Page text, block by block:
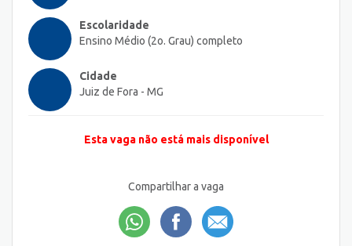
Escolaridade
Ensino Médio (2o. Grau) completo
Cidade
Juiz de Fora - MG
Esta vaga não está mais disponível
Compartilhar a vaga